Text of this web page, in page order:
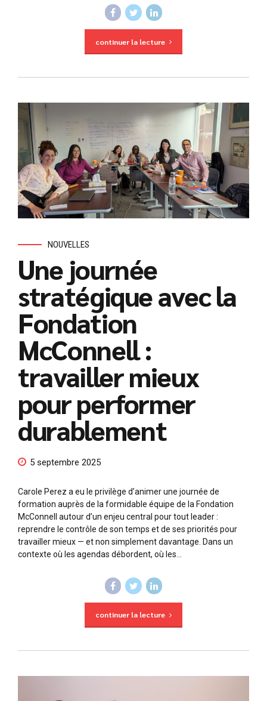
continuer la lecture
NOUVELLES
Une journée
stratégique avec la
Fondation
McConnell :
travailler mieux
pour performer
durablement
5 septembre 2025
Carole Perez a eu le privilège d’animer une journée de
formation auprès de la formidable équipe de la Fondation
McConnell autour d’un enjeu central pour tout leader :
reprendre le contrôle de son temps et de ses priorités pour
travailler mieux — et non simplement davantage. Dans un
contexte où les agendas débordent, où les...
continuer la lecture